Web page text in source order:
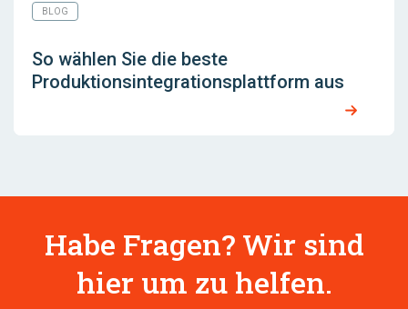
BLOG
So wählen Sie die beste
Produktionsintegrationsplattform aus
Habe Fragen? Wir sind
hier um zu helfen.